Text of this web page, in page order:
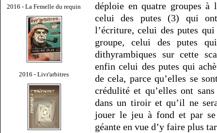
2016 - La Femelle du requin
2016 - Livr'arbitres
déploie en quatre groupes
celui des putes (3) qui
l’écriture, celui des putes
groupe, celui des putes
dithyrambiques sur cette
enfin celui des putes qui
de cela, parce qu’elles se
crédulité et qu’elles ont
dans un tiroir et qu’il ne
jouer le jeu à fond et par se
géante en vue d’y faire plus